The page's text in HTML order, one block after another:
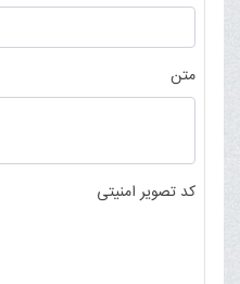
متن
کد تصویر امنیتی